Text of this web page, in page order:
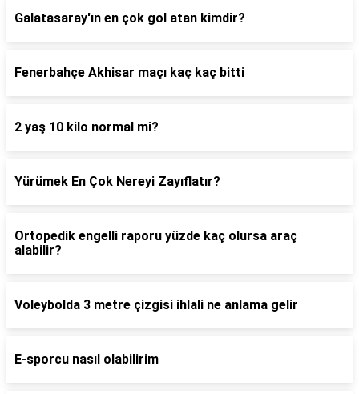
Galatasaray'ın en çok gol atan kimdir?
Fenerbahçe Akhisar maçı kaç kaç bitti
2 yaş 10 kilo normal mi?
Yürümek En Çok Nereyi Zayıflatır?
Ortopedik engelli raporu yüzde kaç olursa araç
alabilir?
Voleybolda 3 metre çizgisi ihlali ne anlama gelir
E-sporcu nasıl olabilirim